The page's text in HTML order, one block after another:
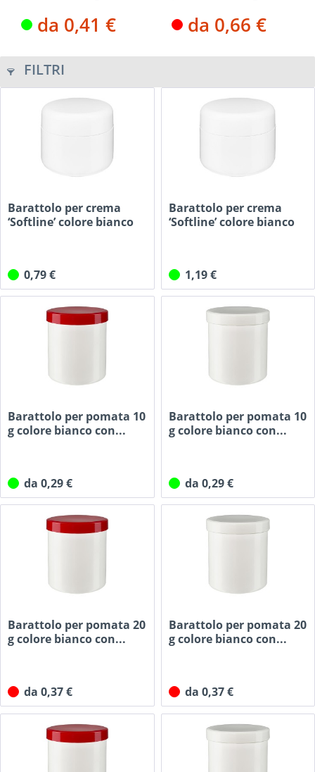
con...da 0,41 €
con...da 0,66 €
FILTRI
Barattolo per crema
‘Softline’ colore bianco
0,79 €
Barattolo per crema
‘Softline’ colore bianco
1,19 €
Barattolo per pomata 10
g colore bianco con...
da 0,29 €
Barattolo per pomata 10
g colore bianco con...
da 0,29 €
Barattolo per pomata 20
g colore bianco con...
da 0,37 €
Barattolo per pomata 20
g colore bianco con...
da 0,37 €